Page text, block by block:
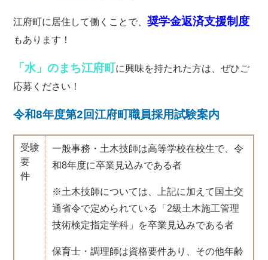
江府町に居住して働くことで、奨学金返済支援制度
もあります！
「水」のまち江府町に興味を持たれた方は、ぜひご
応募ください！
令和8年度第2回江府町職員採用試験案内
受験
要
件
一般事務・土木技師は高等学校在校生で、令
和8年度に卒業見込みである者
※土木技師については、上記に加えて国土交
通省令で定められている「2級土木施工管理
技術検定指定学科」を卒業見込みである者
保育士・調理師は資格要件あり、その他年齢